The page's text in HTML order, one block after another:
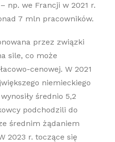
np. we Francji w 2021 r.
7 mln pracowników.
przez związki
sile, co może
cenowej. W 2021
niemieckiego
średnio 5,2
podchodzili do
średnim żądaniem
2023 r. toczące się